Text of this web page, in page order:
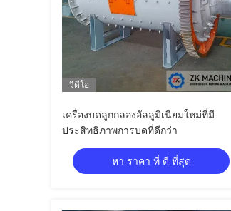
วิดีโอ
เครื่องบดลูกกลองอัลลูมิเนียมใหม่ที่มี
ประสิทธิภาพการบดที่ดีกว่า
หา ราคา ที่ ดี ที่สุด